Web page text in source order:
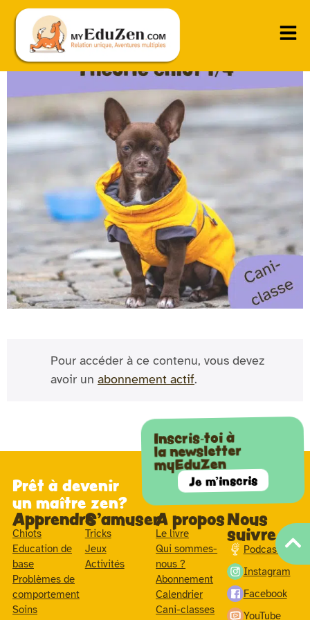
Accueillir son chiot
Pour accéder à ce contenu, vous devez
avoir un abonnement actif.
Prêt à devenir
un maître zen?
Inscris-toi à
la newsletter
myEduZen
Je m'inscris
Apprendre
Chiots
Education de
base
Problèmes de
comportement
Soins
S'amuser
Tricks
Jeux
Activités
A propos
Le livre
Qui sommes-
nous ?
Abonnement
Calendrier
Cani-classes
Nous
suivre
Podcast
Instagram
Facebook
YouTube